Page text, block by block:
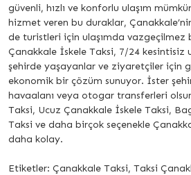
güvenli, hızlı ve konforlu ulaşım
hizmet veren bu duraklar,
de turistleri için ulaşımda vazgeçilmez
Çanakkale İskele Taksi, 7/24 kesintisiz
şehirde yaşayanlar ve ziyaretçiler için
ekonomik bir çözüm sunuyor. İster
havaalanı veya otogar transferleri
Taksi, Ucuz Çanakkale İskele Taksi,
Taksi ve daha birçok seçenekle
daha kolay.
Etiketler: Çanakkale Taksi, Taksi